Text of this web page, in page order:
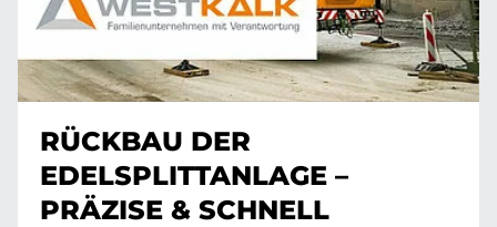
RÜCKBAU DER
EDELSPLITTANLAGE –
PRÄZISE & SCHNELL